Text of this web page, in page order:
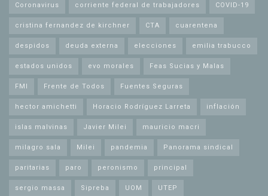
Coronavirus corriente federal de trabajadores COVID-19
cristina fernandez de kirchner CTA cuarentena
despidos deuda externa elecciones emilia trabucco
estados unidos evo morales Feas Sucias y Malas
FMI Frente de Todos Fuentes Seguras
hector amichetti Horacio Rodríguez Larreta inflación
islas malvinas Javier Milei mauricio macri
milagro sala Milei pandemia Panorama sindical
paritarias paro peronismo principal
sergio massa Sipreba UOM UTEP